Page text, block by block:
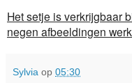
Het setje is verkrijgbaar
negen afbeeldingen
Sylvia op 05:30